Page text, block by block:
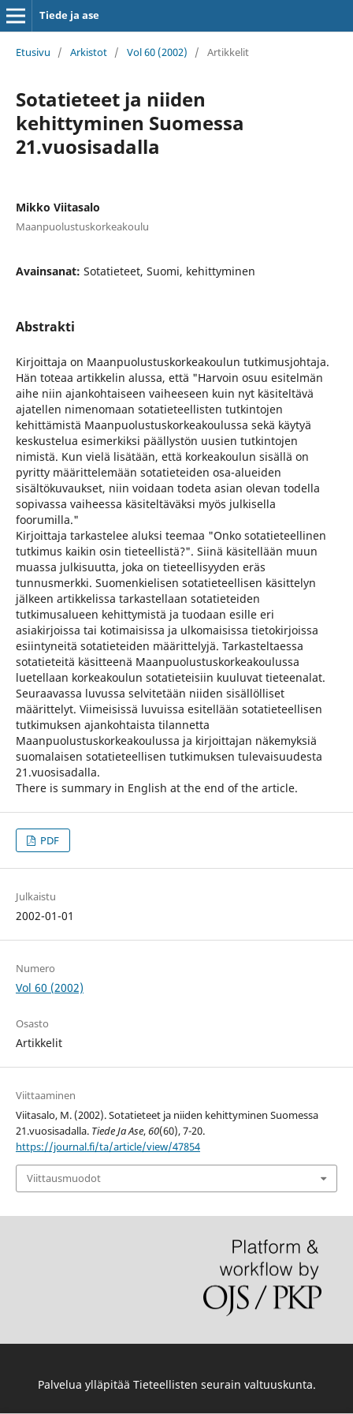
Tiede ja ase
Etusivu / Arkistot / Vol 60 (2002) / Artikkelit
Sotatieteet ja niiden
kehittyminen Suomessa
21.vuosisadalla
Mikko Viitasalo
Maanpuolustuskorkeakoulu
Avainsanat: Sotatieteet, Suomi, kehittyminen
Abstrakti
Kirjoittaja on Maanpuolustuskorkeakoulun tutkimusjohtaja.
Hän toteaa artikkelin alussa, että "Harvoin osuu esitelmän
aihe niin ajankohtaiseen vaiheeseen kuin nyt käsiteltävä
ajatellen nimenomaan sotatieteellisten tutkintojen
kehittämistä Maanpuolustuskorkeakoulussa sekä käytyä
keskustelua esimerkiksi päällystön uusien tutkintojen
nimistä. Kun vielä lisätään, että korkeakoulun sisällä on
pyritty määrittelemään sotatieteiden osa-alueiden
sisältökuvaukset, niin voidaan todeta asian olevan todella
sopivassa vaiheessa käsiteltäväksi myös julkisella
foorumilla."
Kirjoittaja tarkastelee aluksi teemaa "Onko sotatieteellinen
tutkimus kaikin osin tieteellistä?". Siinä käsitellään muun
muassa julkisuutta, joka on tieteellisyyden eräs
tunnusmerkki. Suomenkielisen sotatieteellisen käsittelyn
jälkeen artikkelissa tarkastellaan sotatieteiden
tutkimusalueen kehittymistä ja tuodaan esille eri
asiakirjoissa tai kotimaisissa ja ulkomaisissa tietokirjoissa
esiintyneitä sotatieteiden määrittelyjä. Tarkasteltaessa
sotatieteitä käsitteenä Maanpuolustuskorkeakoulussa
luetellaan korkeakoulun sotatieteisiin kuuluvat tieteenalat.
Seuraavassa luvussa selvitetään niiden sisällölliset
määrittelyt. Viimeisissä luvuissa esitellään sotatieteellisen
tutkimuksen ajankohtaista tilannetta
Maanpuolustuskorkeakoulussa ja kirjoittajan näkemyksiä
suomalaisen sotatieteellisen tutkimuksen tulevaisuudesta
21.vuosisadalla.
There is summary in English at the end of the article.
PDF
Julkaistu
2002-01-01
Numero
Vol 60 (2002)
Osasto
Artikkelit
Viittaaminen
Viitasalo, M. (2002). Sotatieteet ja niiden kehittyminen Suomessa
21.vuosisadalla. Tiede Ja Ase,60(60), 7-20.
https://journal.fi/ta/article/view/47854
Viittausmuodot
Palvelua ylläpitää Tieteellisten seurain valtuuskunta.